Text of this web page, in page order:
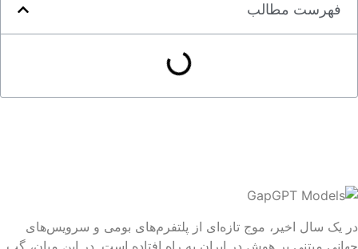
فهرست مطالب
یک سال اخیر، موج تازه‌ای از پلتفرم‌های بومی و سرویس‌های
مبتنی بر هوش در ایران به راه افتاده است. در این میان، گپ